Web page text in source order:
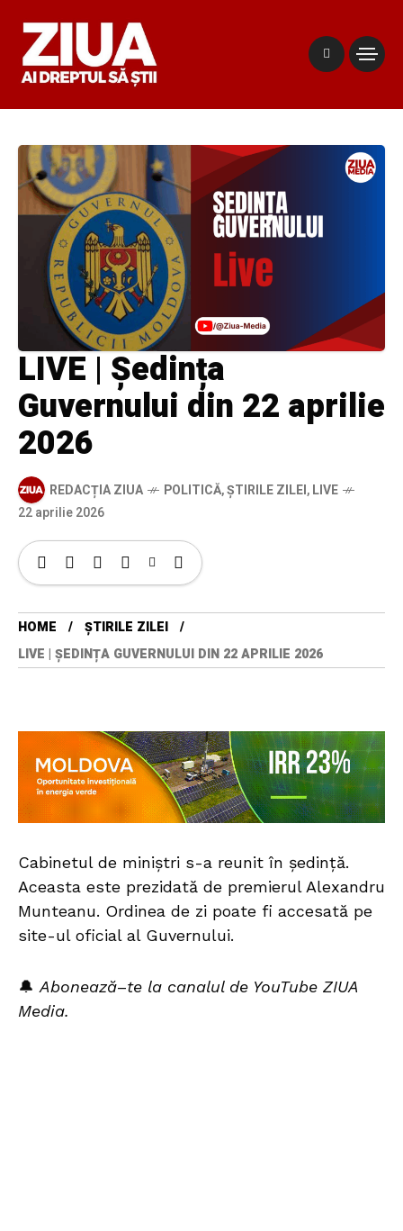
LIVE | Ședința
Guvernului din 22 aprilie
2026
REDACȚIA ZIUA POLITICĂ,ȘTIRILE ZILEI,LIVE
22 aprilie 2026
HOME
ȘTIRILE ZILEI
LIVE | ȘEDINȚA GUVERNULUI DIN 22 APRILIE 2026
Cabinetul de miniștri s-a reunit în ședință.
Aceasta este prezidată de premierul Alexandru
Munteanu. Ordinea de zi poate fi accesată pe
site-ul oficial al Guvernului.
🔔Abonează–te la canalul de YouTube ZIUA
Media.